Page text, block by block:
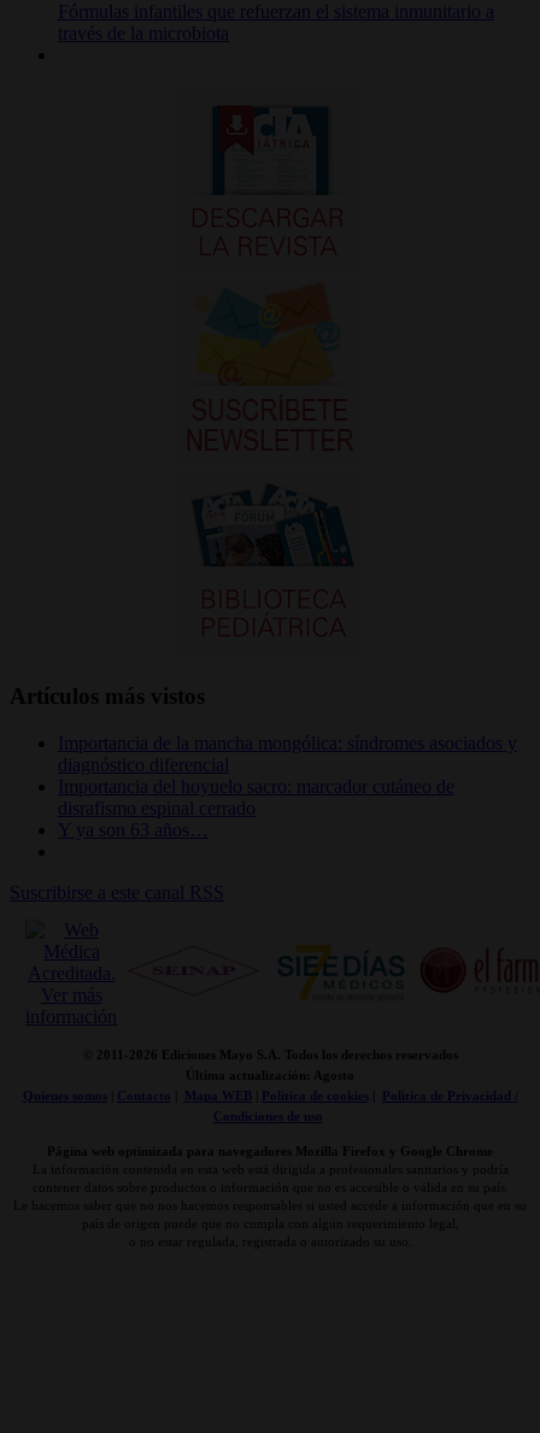
Fórmulas infantiles que refuerzan el sistema inmunitario a
través de la microbiota
Artículos más vistos
Importancia de la mancha mongólica: síndromes asociados y
diagnóstico diferencial
Importancia del hoyuelo sacro: marcador cutáneo de
disrafismo espinal cerrado
Y ya son 63 años…
Suscribirse a este canal RSS
© 2011- 2026 Ediciones Mayo S.A. Todos los derechos reservados
Última actualización: Agosto
Quienes somos| Contacto Mapa WEB| Politica de cookies|
Politica de Privacidad /
Condiciones de uso
Página web optimizada para navegadores Mozilla Firefox y Google Chrome
La información contenida en esta web está dirigida a profesionales sanitarios y podría
contener datos sobre productos o información que no es accesible o válida en su país.
Le hacemos saber que no nos hacemos responsables si usted accede a información que en su
país de origen puede que no cumpla con algún requerimiento legal,
o no estar regulada, registrada o autorizado su uso.